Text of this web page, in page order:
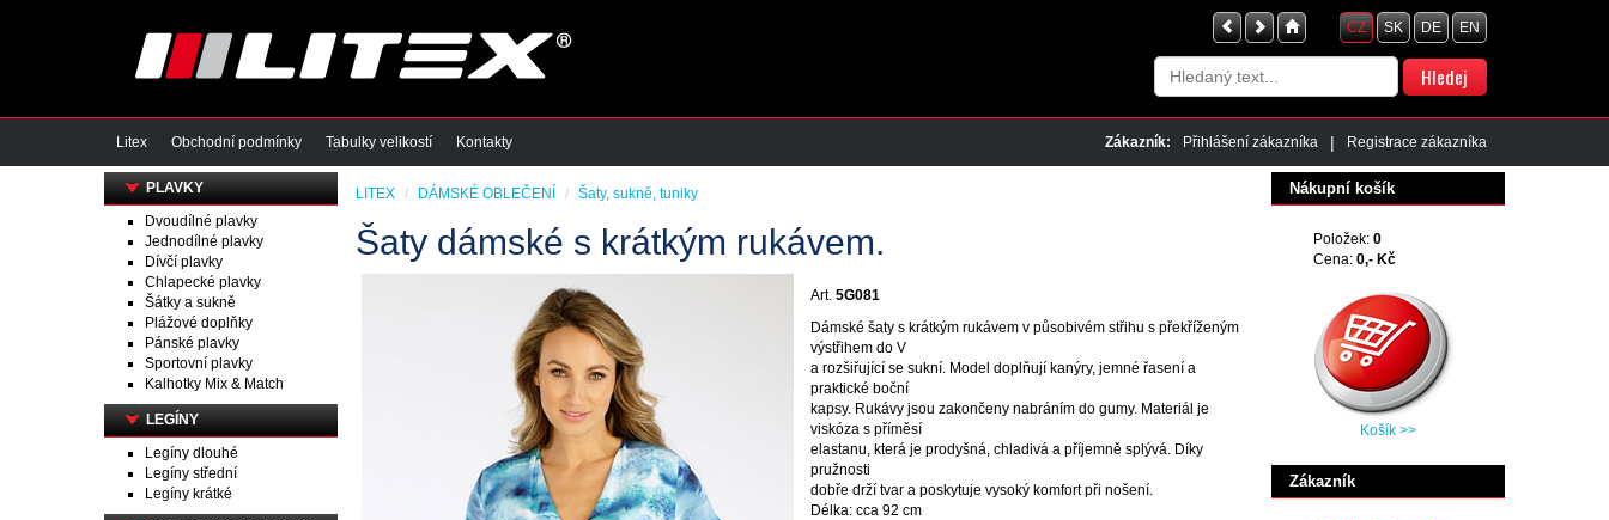
CZ SK DE EN
Litex Obchodní podmínky Tabulky velikostí Kontakty Zákazník: Přihlášení zákazníka | Registrace zákazníka
PLAVKY
Dvoudílné plavky
Jednodílné plavky
Dívčí plavky
Chlapecké plavky
Šátky a sukně
Plážové doplňky
Pánské plavky
Sportovní plavky
Kalhotky Mix & Match
LEGÍNY
Legíny dlouhé
Legíny střední
Legíny krátké
LITEX DÁMSKÉ OBLEČENÍ Šaty, sukně, tuniky
Šaty dámské s krátkým rukávem.
Art. 5G081
Dámské šaty s krátkým rukávem v působivém střihu s překříženým
výstřihem do V
a rozšiřující se sukní. Model doplňují kanýry, jemné řasení a
praktické boční
kapsy. Rukávy jsou zakončeny nabráním do gumy. Materiál je
viskóza s příměsí
elastanu, která je prodyšná, chladivá a příjemně splývá. Díky
pružnosti
dobře drží tvar a poskytuje vysoký komfort při nošení.
Délka: cca 92 cm
Nákupní košík
Položek: 0
Cena: 0,- Kč
Košík >>
Zákazník